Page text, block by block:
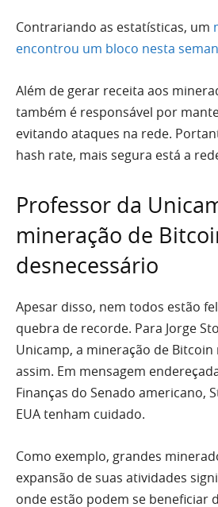
Contrariando as estatísticas, um
encontrou um bloco nesta
Além de gerar receita aos
também é responsável por
evitando ataques na rede.
hash rate, mais segura está a
Professor da
mineração de
desnecessário
Apesar disso, nem todos estão
quebra de recorde. Para Jorge
Unicamp, a mineração de
assim. Em mensagem
Finanças do Senado americano,
EUA tenham cuidado.
Como exemplo, grandes
expansão de suas atividades
onde estão podem se beneficiar